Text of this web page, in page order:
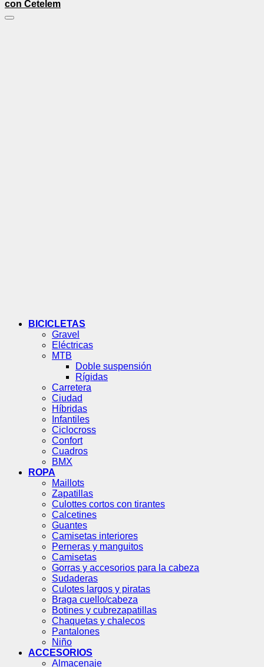
con Cetelem
BICICLETAS
Gravel
Eléctricas
MTB
Doble suspensión
Rígidas
Carretera
Ciudad
Híbridas
Infantiles
Ciclocross
Confort
Cuadros
BMX
ROPA
Maillots
Zapatillas
Culottes cortos con tirantes
Calcetines
Guantes
Camisetas interiores
Perneras y manguitos
Camisetas
Gorras y accesorios para la cabeza
Sudaderas
Culotes largos y piratas
Braga cuello/cabeza
Botines y cubrezapatillas
Chaquetas y chalecos
Pantalones
Niño
ACCESORIOS
Almacenaje